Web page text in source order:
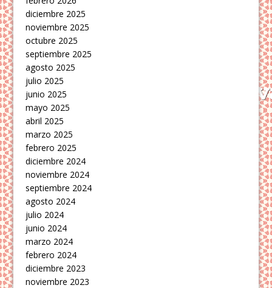
diciembre 2025
noviembre 2025
octubre 2025
septiembre 2025
agosto 2025
julio 2025
junio 2025
mayo 2025
abril 2025
marzo 2025
febrero 2025
diciembre 2024
noviembre 2024
septiembre 2024
agosto 2024
julio 2024
junio 2024
marzo 2024
febrero 2024
diciembre 2023
noviembre 2023